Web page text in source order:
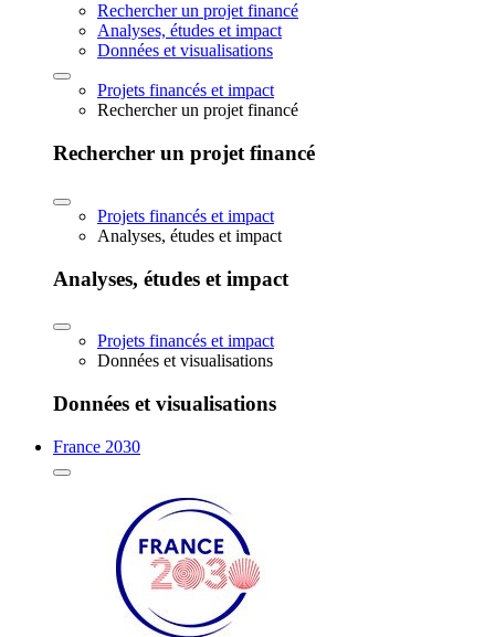
Rechercher un projet financé
Analyses, études et impact
Données et visualisations
Projets financés et impact
Rechercher un projet financé
Rechercher un projet financé
Projets financés et impact
Analyses, études et impact
Analyses, études et impact
Projets financés et impact
Données et visualisations
Données et visualisations
France 2030